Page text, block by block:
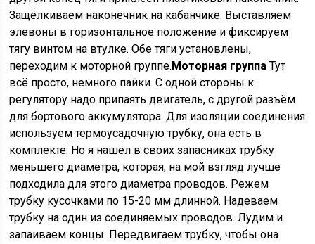
Защёлкиваем наконечник на кабанчике. Выставляем
элевоны в горизонтальное положение и фиксируем
тягу винтом на втулке. Обе тяги установлены,
переходим к моторной группе.Моторная группа Тут
всё просто, немного пайки. С одной стороны к
регулятору надо припаять двигатель, с другой разъём
для бортового аккумулятора. Для изоляции соединения
используем термоусадочную трубку, она есть в
комплекте. Но я нашёл в своих запасниках трубку
меньшего диаметра, которая, на мой взгляд лучше
подходила для этого диаметра проводов. Режем
трубку кусочками по 15-20 мм длинной. Надеваем
трубку на один из соединяемых проводов. Лудим и
запаиваем концы. Передвигаем трубку, чтобы она